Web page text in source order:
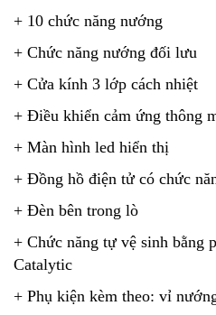
+ 10 chức năng nướng
+ Chức năng nướng đối lưu
+ Cửa kính 3 lớp cách nhiệt
+ Điều khiển cảm ứng thông
+ Màn hình led hiển thị
+ Đồng hồ điện tử có chức
+ Đèn bên trong lò
+ Chức năng tự vệ sinh bằng
Catalytic
+ Phụ kiện kèm theo: vỉ